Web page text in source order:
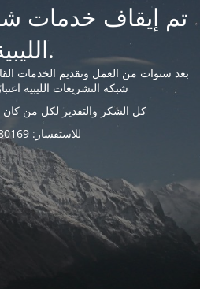
تم إيقاف خدمات
الليبية.
بعد سنوات من العمل وتقديم الخدمات
شبكة التشريعات الليبية اعتبارًا
كل الشكر والتقدير لكل من كان
للاستفسار: 0928080169